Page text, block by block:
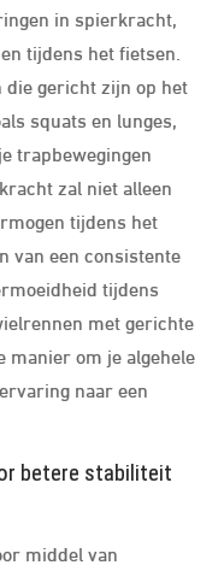
in spierkracht,
tijdens het fietsen.
die gericht zijn op het
squats en lunges,
trapbewegingen
zal niet alleen
tijdens het
van een consistente
tijdens
met gerichte
om je algehele
naar een
betere stabiliteit
middel van